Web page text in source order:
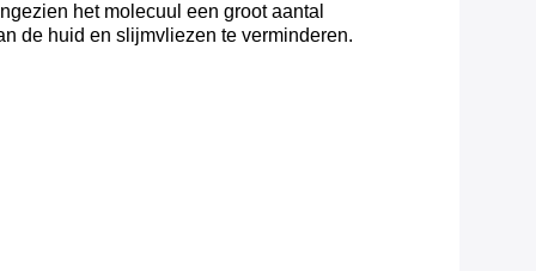
het molecuul een groot aantal
de huid en slijmvliezen te verminderen.